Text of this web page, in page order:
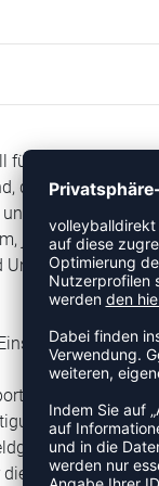
die
die anderen
besteht aus
je nachdem
sind
an
Netzanlagen
8 x 16 m
Feldgröße 9 x